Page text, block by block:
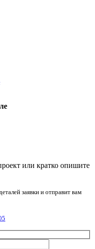
или кратко опишите
заявки и отправит вам